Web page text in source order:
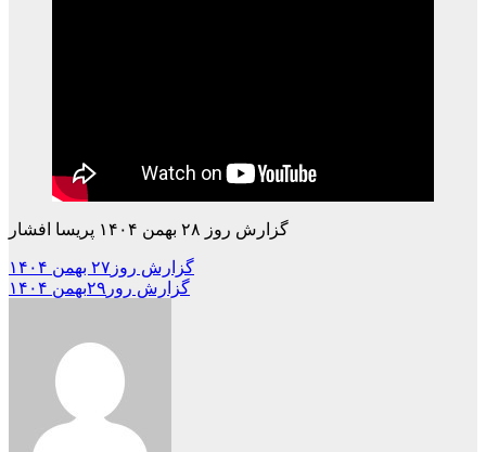
گزارش روز ۲۸ بهمن ۱۴۰۴ پریسا افشار
Beitragsnavigation
گزارش روز۲۷ بهمن ۱۴۰۴
گزارش رور۲۹بهمن ۱۴۰۴